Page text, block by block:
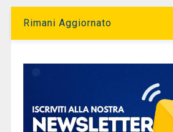
Rimani Aggiornato